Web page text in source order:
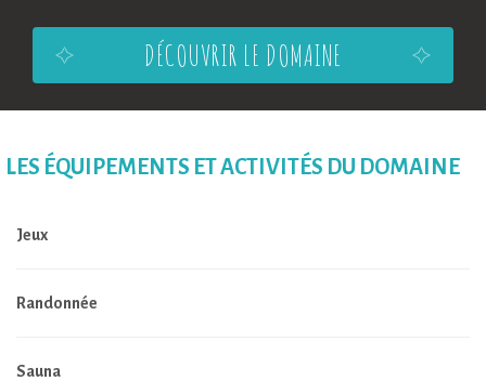
DÉCOUVRIR LE DOMAINE
LES ÉQUIPEMENTS ET ACTIVITÉS DU DOMAINE
Jeux
Randonnée
Sauna